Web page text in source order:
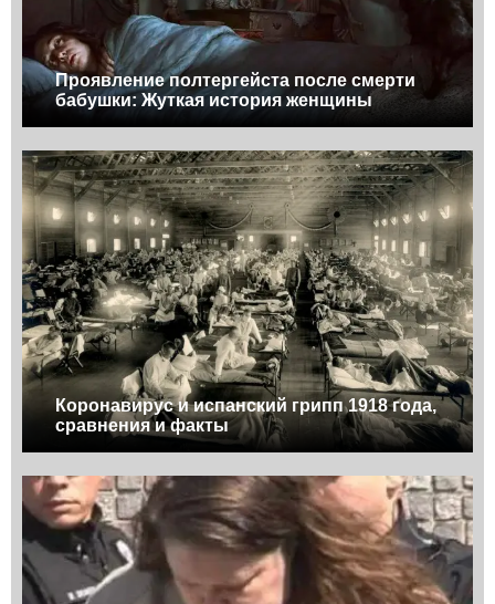
Проявление полтергейста после смерти
бабушки: Жуткая история женщины
Коронавирус и испанский грипп 1918 года,
сравнения и факты